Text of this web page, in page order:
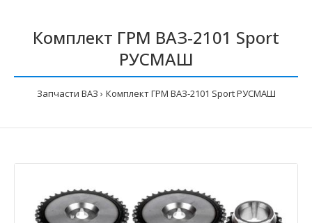
Комплект ГРМ ВАЗ-2101 Sport
РУСМАШ
Запчасти ВАЗ Комплект ГРМ ВАЗ-2101 Sport РУСМАШ